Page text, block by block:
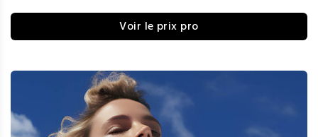
Voir le prix pro